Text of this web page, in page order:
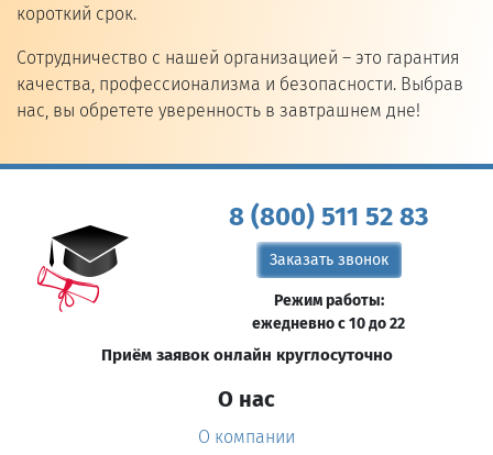
короткий срок.
Сотрудничество с нашей организацией – это гарантия
качества, профессионализма и безопасности. Выбрав
нас, вы обретете уверенность в завтрашнем дне!
8 (800) 511 52 83
Заказать звонок
Режим работы:
ежедневно с 10 до 22
Приём заявок онлайн круглосуточно
О нас
О компании